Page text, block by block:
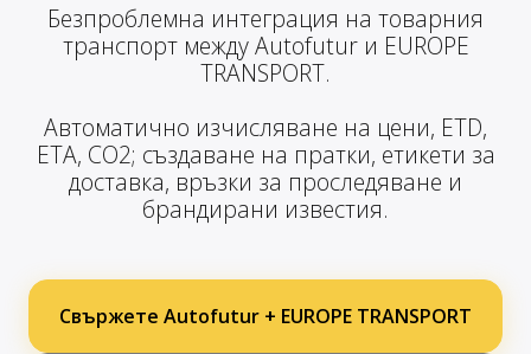
Безпроблемна интеграция на товарния
транспорт между Autofutur и EUROPE
TRANSPORT.
Автоматично изчисляване на цени, ETD,
ETA, CO2; създаване на пратки, етикети за
доставка, връзки за проследяване и
брандирани известия.
Свържете Autofutur + EUROPE TRANSPORT